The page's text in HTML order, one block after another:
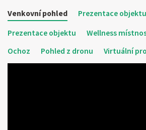
Venkovní pohled Prezentace objektu
Prezentace objektu Wellness
Ochoz
Pohled z dronu Virtuální